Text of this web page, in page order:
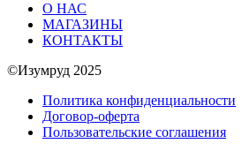
О НАС
МАГАЗИНЫ
КОНТАКТЫ
©Изумруд 2025
Политика конфиденциальности
Договор-оферта
Пользовательские соглашения